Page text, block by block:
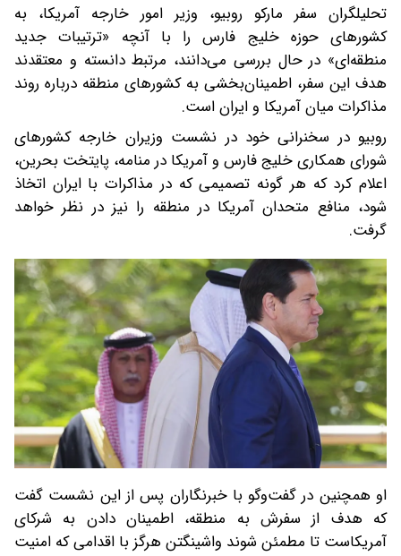
تحلیلگران سفر مارکو روبیو، وزیر امور خارجه آمریکا، به
کشورهای حوزه خلیج فارس را با آنچه «ترتیبات جدید
منطقه‌ای» در حال بررسی می‌دانند، مرتبط دانسته و معتقدند
هدف این سفر، اطمینان‌بخشی به کشورهای منطقه درباره روند
مذاکرات میان آمریکا و ایران است.
روبیو در سخنرانی خود در نشست وزیران خارجه کشورهای
شورای همکاری خلیج فارس و آمریکا در منامه، پایتخت بحرین،
اعلام کرد که هر گونه تصمیمی که در مذاکرات با ایران اتخاذ
شود، منافع متحدان آمریکا در منطقه را نیز در نظر خواهد
گرفت.
او همچنین در گفت‌وگو با خبرنگاران پس از این نشست گفت
که هدف از سفرش به منطقه، اطمینان دادن به شرکای
آمریکاست تا مطمئن شوند واشینگتن هرگز با اقدامی که امنیت